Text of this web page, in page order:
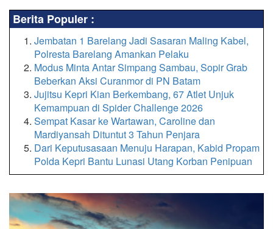
Berita Populer :
Jembatan 1 Barelang Jadi Sasaran Maling Kabel,
Polresta Barelang Amankan Pelaku
Modus Minta Antar Simpang Sambau, Sopir Grab
Beberkan Aksi Curanmor di PN Batam
Jujitsu Kepri Kian Berkembang, 67 Atlet Unjuk
Kemampuan di Spider Challenge 2026
Sempat Kasar ke Wartawan, Caroline dan
Mardiyansah Dituntut 3 Tahun Penjara
Dari Keputusasaan Menuju Harapan, Kabid Propam
Polda Kepri Bantu Lunasi Utang Korban Penipuan